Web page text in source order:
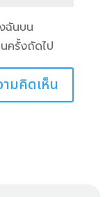
ฉันบน
ครั้งถัดไป